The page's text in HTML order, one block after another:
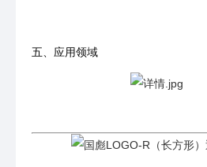
五、应用领域